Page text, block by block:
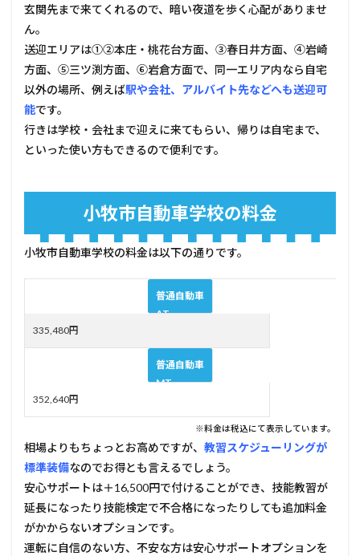
6.2
7
管理
人コ
メン
ト
玄関先まで来てくれるので、暗い夜道を歩く心配がありませ
ん。
送迎エリアは①②本庄・桃花台方面、③春日井方面、④岩崎
方面、⑤三ツ渕方面、⑥岩倉方面で、同一エリア内なら自宅
以外の場所、例えば駅や会社、アルバイト先などへも送迎可
能です。
行きは学校・会社まで迎えに来てもらい、帰りは自宅まで、
といった使い方もできるので便利です。
小牧市自動車学校の料金
小牧市自動車学校の料金は以下の通りです。
普通自動車
AT
335,480円
普通自動車
MT
352,640円
※料金は税込にて表示しています。
相場よりもちょっとお高めですが、 教習スケジューリングが
標準装備なのでお得とも言えるでしょう。
安心サポートは＋16,500円で付けることができ、技能教習が
延長になったり技能検定で不合格になったりしても追加料金
がかからないオプションです。
運転に自信のない方、不安な方は安心サポートオプションを